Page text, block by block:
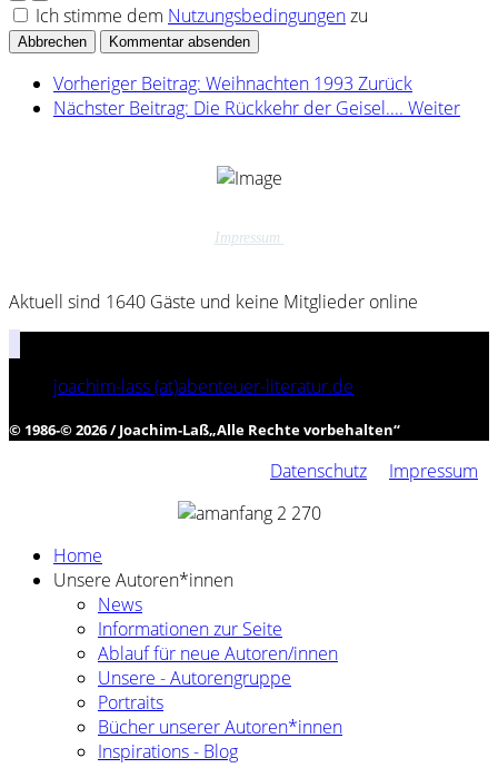
Ich stimme dem Nutzungsbedingungenzu
Abbrechen Kommentar absenden
Vorheriger Beitrag: Weihnachten 1993 Zurück
Nächster Beitrag: Die Rückkehr der Geisel.... Weiter
Impressum
Aktuell sind 1640 Gäste und keine Mitglieder online
joachim-lass (at)abenteuer-literatur.de
© 1986-© 2026 / Joachim-Laß„Alle Rechte vorbehalten“
Datenschutz Impressum
Home
Unsere Autoren*innen
News
Informationen zur Seite
Ablauf für neue Autoren/innen
Unsere - Autorengruppe
Portraits
Bücher unserer Autoren*innen
Inspirations - Blog